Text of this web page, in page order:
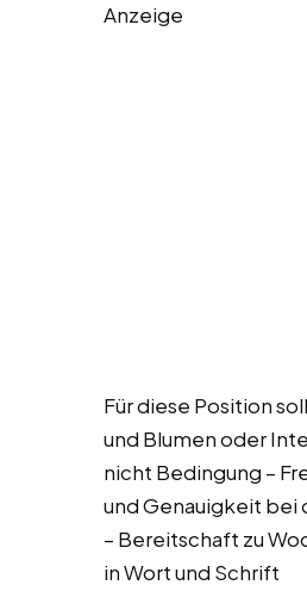
Anzeige
Für diese Position
und Blumen oder
nicht Bedingung –
und Genauigkeit bei
– Bereitschaft zu
in Wort und Schrift